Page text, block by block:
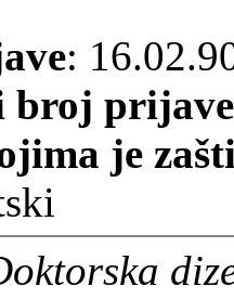
:
broj prijave
je